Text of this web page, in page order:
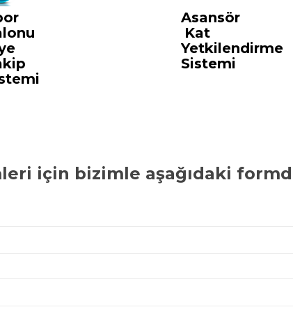
Asansör
Kat
Yetkilendirme
Sistemi
için bizimle aşağıdaki